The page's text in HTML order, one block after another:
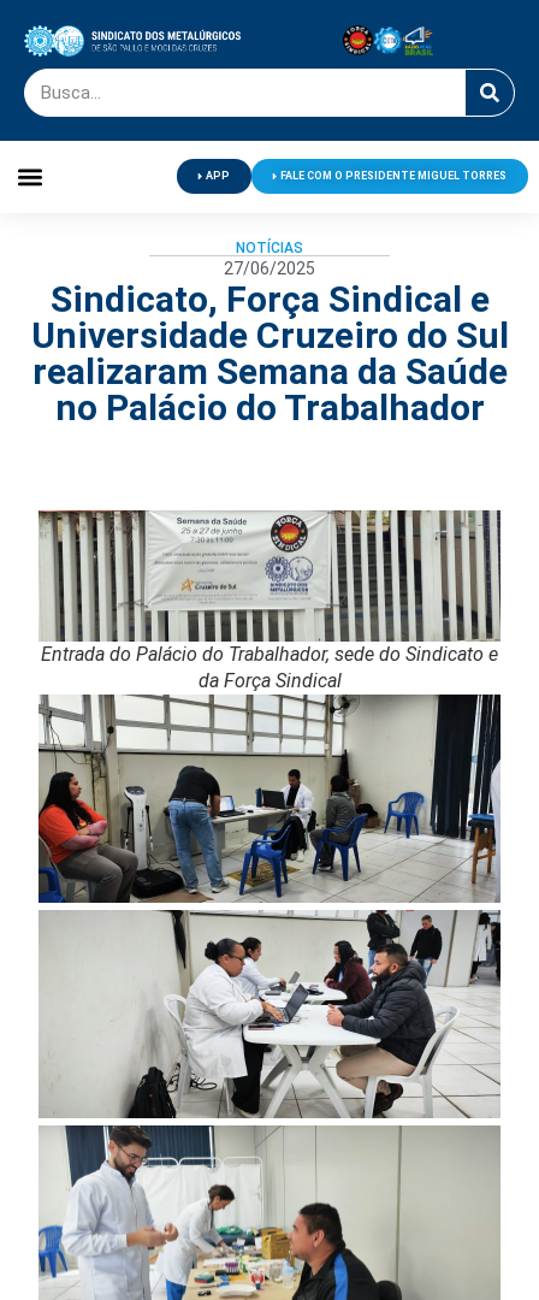
APP FALE COM O PRESIDENTE MIGUEL TORRES
NOTÍCIAS
27/06/2025
Sindicato, Força Sindical e
Universidade Cruzeiro do Sul
realizaram Semana da Saúde
no Palácio do Trabalhador
Entrada do Palácio do Trabalhador, sede do Sindicato e
da Força Sindical